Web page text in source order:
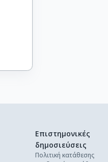
Επιστημονικές
δημοσιεύσεις
Πολιτική κατάθεσης